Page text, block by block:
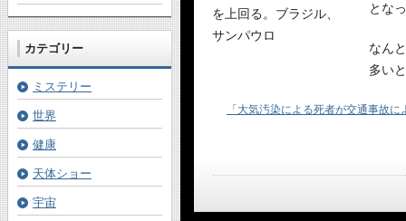
とな
なん
多い
「大気汚染による死者が交通事故
カテゴリー
ミステリー
世界
健康
天体ショー
宇宙